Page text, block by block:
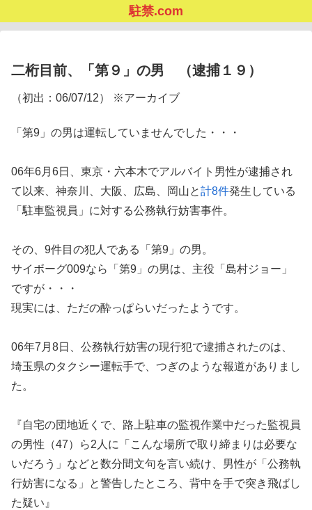
駐禁.com
二桁目前、「第９」の男 （逮捕１９）
（初出：06/07/12） ※アーカイブ
「第9」の男は運転していませんでした・・・
06年6月6日、東京・六本木でアルバイト男性が逮捕され
て以来、神奈川、大阪、広島、岡山と計8件発生している
「駐車監視員」に対する公務執行妨害事件。
その、9件目の犯人である「第9」の男。
サイボーグ009なら「第9」の男は、主役「島村ジョー」
ですが・・・
現実には、ただの酔っぱらいだったようです。
06年7月8日、公務執行妨害の現行犯で逮捕されたのは、
埼玉県のタクシー運転手で、つぎのような報道がありまし
た。
『自宅の団地近くで、路上駐車の監視作業中だった監視員
の男性（47）ら2人に「こんな場所で取り締まりは必要な
いだろう」などと数分間文句を言い続け、男性が「公務執
行妨害になる」と警告したところ、背中を手で突き飛ばし
た疑い』